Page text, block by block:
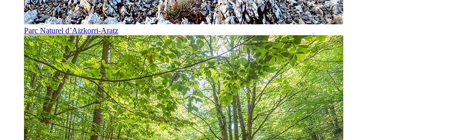
Parc Naturel d’Aizkorri-Aratz